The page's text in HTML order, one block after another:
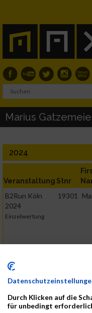
Marius
2024
Veranstaltung Stnr
B2Run Köln
2024
Einzelwertung
19301
2024
Einzelwertung
männlich
B2Run Köln
19301
Durch Klicken auf die
für unbedingt